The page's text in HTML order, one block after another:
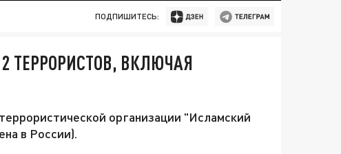
ПОДПИШИТЕСЬ:
ТЕРРОРИСТОВ, ВКЛЮЧАЯ
организации "Исламский
в России).